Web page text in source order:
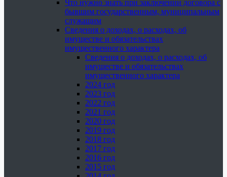
Что нужно знать при заключении договора с
бывшим государственным, муниципальным
служащим
Сведения о доходах, о расходах, об
имуществе и обязательствах
имущественного характера
Сведения о доходах, о расходах, об
имуществе и обязательствах
имущественного характера
2024 год
2023 год
2022 год
2021 год
2020 год
2019 год
2018 год
2017 год
2016 год
2015 год